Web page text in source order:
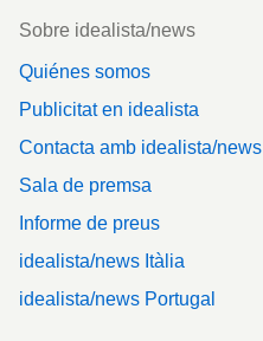
Footer
Sobre idealista/news
Quiénes somos
Publicitat en idealista
Contacta amb idealista/news
Sala de premsa
Informe de preus
idealista/news Itàlia
idealista/news Portugal